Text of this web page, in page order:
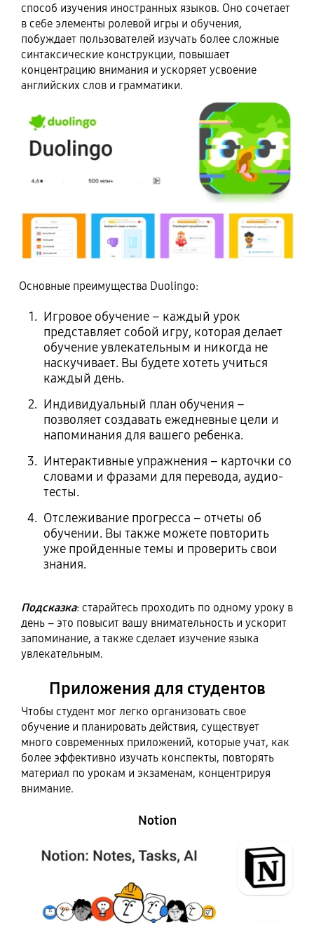
способ изучения иностранных языков. Оно сочетает
в себе элементы ролевой игры и обучения,
побуждает пользователей изучать более сложные
синтаксические конструкции, повышает
концентрацию внимания и ускоряет усвоение
английских слов и грамматики.
Основные преимущества Duolingo:
Игровое обучение – каждый урок
представляет собой игру, которая делает
обучение увлекательным и никогда не
наскучивает. Вы будете хотеть учиться
каждый день.
Индивидуальный план обучения –
позволяет создавать ежедневные цели и
напоминания для вашего ребенка.
Интерактивные упражнения – карточки со
словами и фразами для перевода, аудио-
тесты.
Отслеживание прогресса – отчеты об
обучении. Вы также можете повторить
уже пройденные темы и проверить свои
знания.
Подсказка: старайтесь проходить по одному уроку в
день – это повысит вашу внимательность и ускорит
запоминание, а также сделает изучение языка
увлекательным.
Приложения для студентов
Чтобы студент мог легко организовать свое
обучение и планировать действия, существует
много современных приложений, которые учат, как
более эффективно изучать конспекты, повторять
материал по урокам и экзаменам, концентрируя
внимание.
Notion